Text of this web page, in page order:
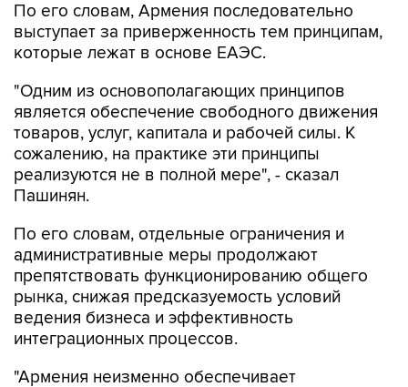
По его словам, Армения последовательно
выступает за приверженность тем принципам,
которые лежат в основе ЕАЭС.
"Одним из основополагающих принципов
является обеспечение свободного движения
товаров, услуг, капитала и рабочей силы. К
сожалению, на практике эти принципы
реализуются не в полной мере", - сказал
Пашинян.
По его словам, отдельные ограничения и
административные меры продолжают
препятствовать функционированию общего
рынка, снижая предсказуемость условий
ведения бизнеса и эффективность
интеграционных процессов.
"Армения неизменно обеспечивает